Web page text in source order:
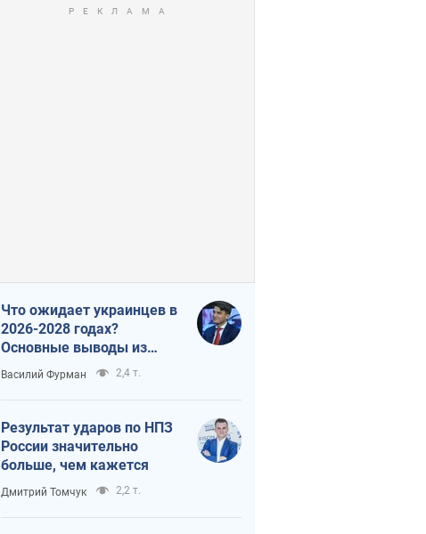
Что ожидает украинцев в
2026-2028 годах?
Основные выводы из
новых прогнозов от НБУ
Василий Фурман 2,4 т.
Результат ударов по НПЗ
России значительно
больше, чем кажется
Дмитрий Томчук 2,2 т.